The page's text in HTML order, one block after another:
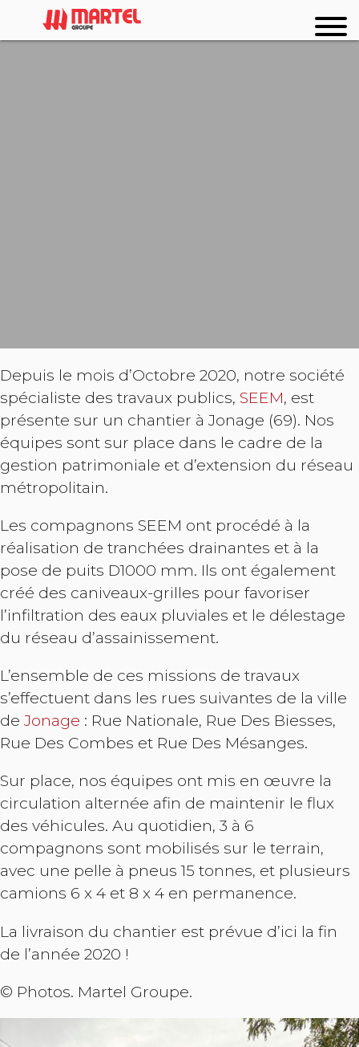
Depuis le mois d’Octobre 2020, notre société
spécialiste des travaux publics, SEEM, est
présente sur un chantier à Jonage (69). Nos
équipes sont sur place dans le cadre de la
gestion patrimoniale et d’extension du réseau
métropolitain.
Les compagnons SEEM ont procédé à la
réalisation de tranchées drainantes et à la
pose de puits D1000 mm. Ils ont également
créé des caniveaux-grilles pour favoriser
l’infiltration des eaux pluviales et le délestage
du réseau d’assainissement.
L’ensemble de ces missions de travaux
s’effectuent dans les rues suivantes de la ville
de Jonage : Rue Nationale, Rue Des Biesses,
Rue Des Combes et Rue Des Mésanges.
Sur place, nos équipes ont mis en œuvre la
circulation alternée afin de maintenir le flux
des véhicules. Au quotidien, 3 à 6
compagnons sont mobilisés sur le terrain,
avec une pelle à pneus 15 tonnes, et plusieurs
camions 6 x 4 et 8 x 4 en permanence.
La livraison du chantier est prévue d’ici la fin
de l’année 2020 !
© Photos. Martel Groupe.